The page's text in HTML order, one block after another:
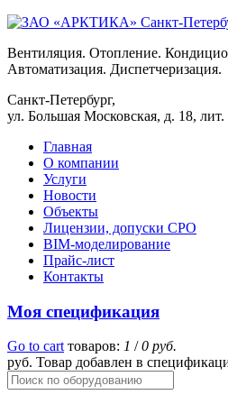
Вентиляция. Отопление.
Автоматизация. Диспетчеризация.
Санкт-Петербург,
ул. Большая Московская, д. 18,
Главная
О компании
Услуги
Новости
Объекты
Лицензии, допуски СРО
BIM-моделирование
Прайс-лист
Контакты
Моя спецификация
Go to cart товаров: 1 /0 руб.
руб. Товар добавлен в